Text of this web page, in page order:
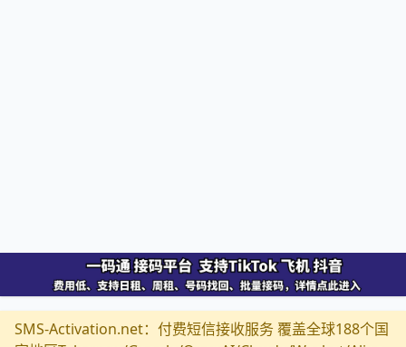
SMS-Activation.net：付费短信接收服务 覆盖全球188个国